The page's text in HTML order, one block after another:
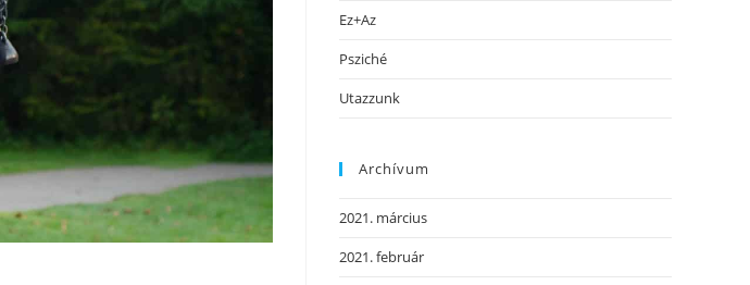
Ez+Az
Psziché
Utazzunk
Archívum
2021. március
2021. február